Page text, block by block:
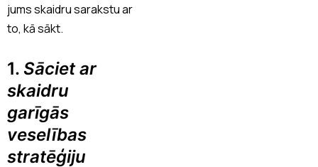
jums skaidru sarakstu ar
to, kā sākt.
1. Sāciet ar
skaidru
garīgās
veselības
stratēģiju